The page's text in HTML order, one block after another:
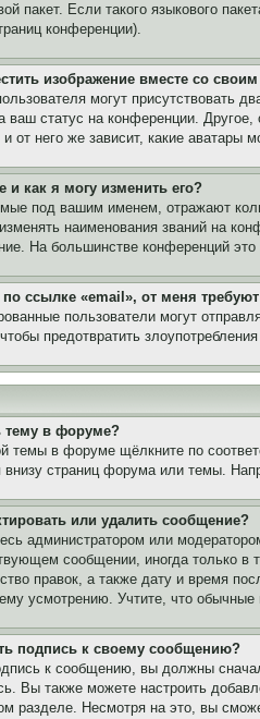
пакет. Если такого языкового
конференции).
изображение вместе со
могут присутствовать
ваш статус на конференции.
от него же зависит, какие
и как я могу изменить его?
под вашим именем, отражают
наименования званий на
На большинстве конференций
ссылке «email», от меня
пользователи могут
предотвратить
тему в форуме?
темы в форуме щёлкните по
внизу страниц форума или темы.
или удалить сообщение?
администратором или
сообщении, иногда только в
правок, а также дату и время
усмотрению. Учтите, что
подпись к своему сообщению?
к сообщению, вы должны
Вы также можете настроить
разделе. Несмотря на это, вы